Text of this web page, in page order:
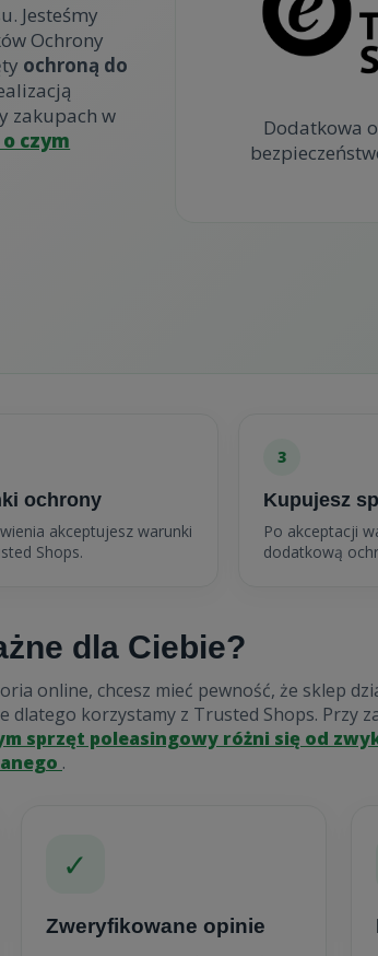
Jesteśmy
Ochrony
ochroną do
zakupach w
czym
Dodatkowa
ochrony
akceptujesz warunki
Shops.
3
Kupujesz
Po akceptacji
dodatkową
dla Ciebie?
online, chcesz mieć pewność, że sklep
dlatego korzystamy z Trusted Shops. Przy
sprzęt poleasingowy różni się od
.
✓
Zweryfikowane opinie